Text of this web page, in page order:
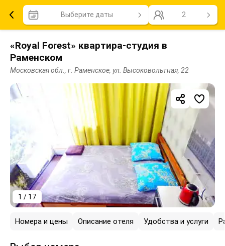
Выберите даты 2
«Royal Forest» квартира-студия в
Раменском
Московская обл., г. Раменское, ул. Высоковольтная, 22
1 / 17
Номера и цены Описание отеля Удобства и услуги